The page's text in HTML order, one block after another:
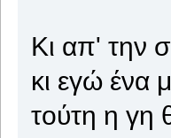
Κι απ' την
κι εγώ ένα
τούτη η γη